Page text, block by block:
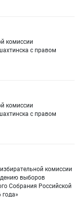
комиссии
с правом
комиссии
с правом
комиссии
выборов
Собрания Российской